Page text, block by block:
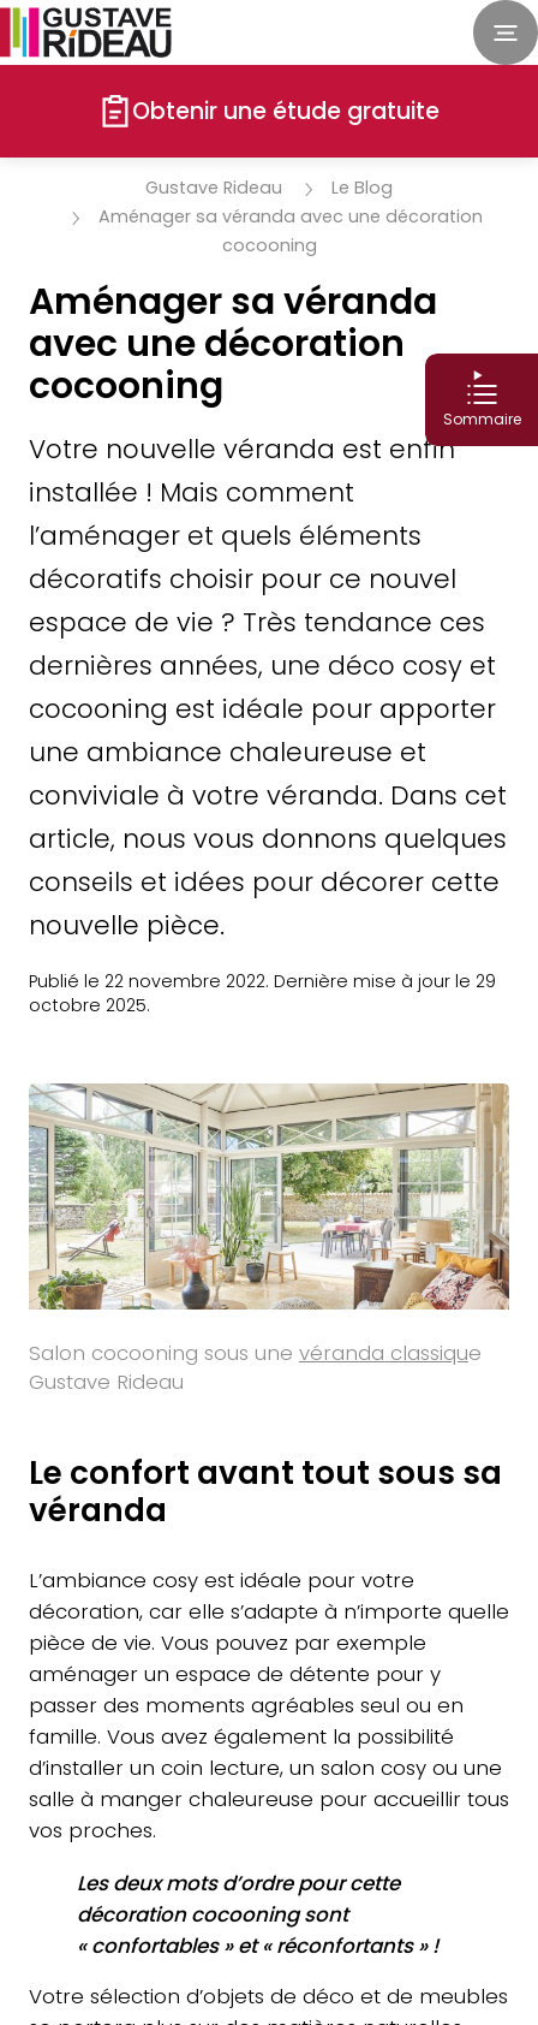
Obtenir une étude gratuite
Gustave Rideau
Le Blog
Aménager sa véranda avec une décoration
cocooning
Aménager sa véranda
avec une décoration
cocooning
Votre nouvelle véranda est enfin
installée ! Mais comment
l’aménager et quels éléments
décoratifs choisir pour ce nouvel
espace de vie ? Très tendance ces
dernières années, une déco cosy et
cocooning est idéale pour apporter
une ambiance chaleureuse et
conviviale à votre véranda. Dans cet
article, nous vous donnons quelques
conseils et idées pour décorer cette
nouvelle pièce.
Publié le 22 novembre 2022. Dernière mise à jour le 29
octobre 2025.
Sommaire
Salon cocooning sous une véranda classique
Gustave Rideau
Le confort avant tout sous sa
véranda
L’ambiance cosy est idéale pour votre
décoration, car elle s’adapte à n’importe quelle
pièce de vie. Vous pouvez par exemple
aménager un espace de détente pour y
passer des moments agréables seul ou en
famille. Vous avez également la possibilité
d’installer un coin lecture, un salon cosy ou une
salle à manger chaleureuse pour accueillir tous
vos proches.
Les deux mots d’ordre pour cette
décoration cocooning sont
« confortables » et « réconfortants » !
Votre sélection d’objets de déco et de meubles